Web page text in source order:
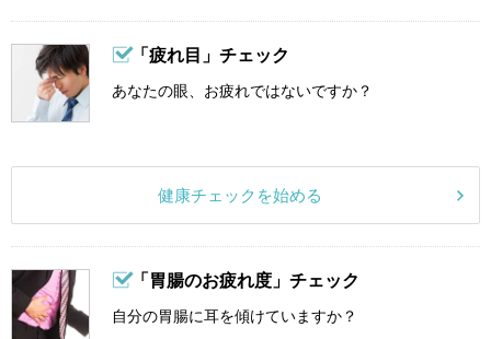
「疲れ目」チェック
あなたの眼、お疲れではないですか？
健康チェックを始める
「胃腸のお疲れ度」チェック
自分の胃腸に耳を傾けていますか？